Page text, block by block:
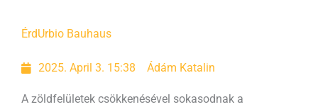
ÉrdUrbio Bauhaus
2025. April 3. 15:38 Ádám Katalin
A zöldfelületek csökkenésével sokasodnak a